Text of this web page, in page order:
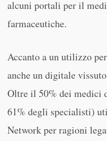
alcuni portali per il
farmaceutiche.
Accanto a un utilizzo
anche un digitale
Oltre il 50% dei medici
61% degli specialisti)
Network per ragioni